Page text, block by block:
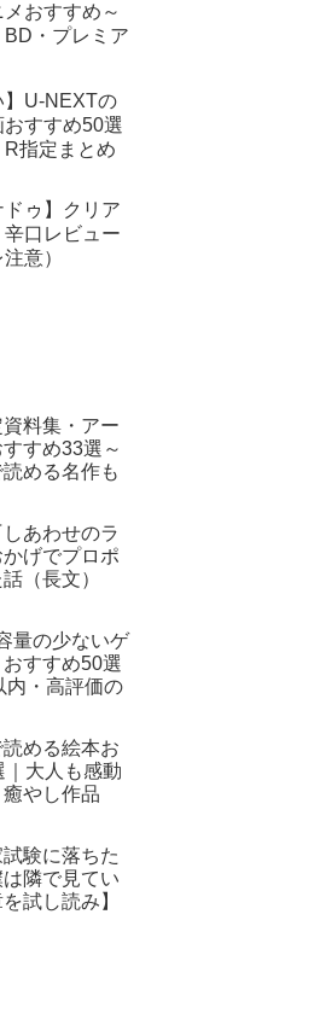
おすすめ～
BD・プレミア
】U-NEXTの
すすめ50選
R指定まとめ
ドゥ】クリア
辛口レビュー
意）
料集・アー
すすめ33選～
める名作も
あわせのラ
げでプロポ
（長文）
量の少ないゲ
すすめ50選
内・高評価の
める絵本お
大人も感動
やし作品
験に落ちた
隣で見てい
試し読み】